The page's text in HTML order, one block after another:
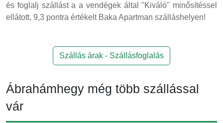
és foglalj szállást a a vendégek által "Kiváló" minősítéssel
ellátott, 9,3 pontra értékelt Baka Apartman szálláshelyen!
Szállás árak - Szállásfoglalás
Ábrahámhegy még több szállással
vár